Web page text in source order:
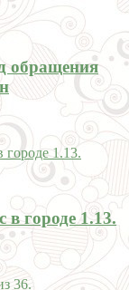
обращения
в городе 1.13.